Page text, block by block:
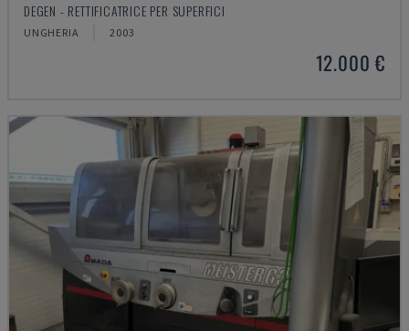
DEGEN - RETTIFICATRICE PER SUPERFICI
UNGHERIA 2003
12.000 €